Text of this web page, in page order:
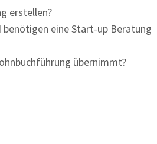
erstellen?
eine Start-up Beratung
übernimmt?